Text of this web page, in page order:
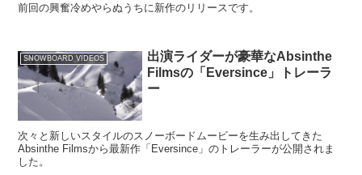
前回の興奮冷めやらぬうちに新作のリリースです。
SNOWBOARD VIDEOS
出演ライダーが豪華なAbsinthe
Filmsの「Eversince」トレーラ
ー
次々と新しいスタイルのスノーボードムービーを生み出してきた
Absinthe Filmsから最新作「Eversince」のトレーラーが公開されま
した。